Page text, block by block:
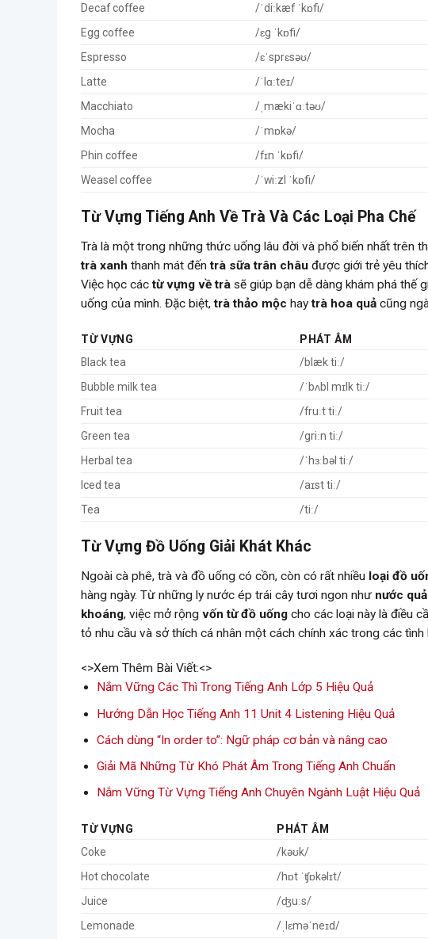
Decaf coffee
/ˈdiːkæf ˈkɒfi/
Egg coffee
/ɛg ˈkɒfi/
Espresso
/ɛˈsprɛsəʊ/
Latte
/ˈlɑːteɪ/
Macchiato
/ˌmækiˈɑːtəʊ/
Mocha
/ˈmɒkə/
Phin coffee
/fɪn ˈkɒfi/
Weasel coffee
/ˈwiːzl ˈkɒfi/
Từ Vựng Tiếng Anh Về Trà Và Các Loại Pha Chế
Trà là một trong những thức uống lâu đời và phổ biến nhất trên
trà xanh thanh mát đếntrà sữa trân châu được giới trẻ yêu
Việc học cáctừ vựng về trà sẽ giúp bạn dễ dàng khám phá thế
uống của mình. Đặc biệt,trà thảo mộc haytrà hoa quả cũng
TỪ VỰNG PHÁT ÂM
Black tea
/blæk tiː/
Bubble milk tea
/ˈbʌbl mɪlk tiː/
Fruit tea
/fruːt tiː/
Green tea
/griːn tiː/
Herbal tea
/ˈhɜːbəl tiː/
Iced tea
/aɪst tiː/
Tea
/tiː/
Từ Vựng Đồ Uống Giải Khát Khác
Ngoài cà phê, trà và đồ uống có cồn, còn có rất nhiều loại đồ
hàng ngày. Từ những ly nước ép trái cây tươi ngon như nước quả
khoáng, việc mở rộng vốn từ đồ uống cho các loại này là điều
tỏ nhu cầu và sở thích cá nhân một cách chính xác trong các tình
<>Xem Thêm Bài Viết:<>
Nắm Vững Các Thì Trong Tiếng Anh Lớp 5 Hiệu Quả
Hướng Dẫn Học Tiếng Anh 11 Unit 4 Listening Hiệu Quả
Cách dùng “In order to”: Ngữ pháp cơ bản và nâng cao
Giải Mã Những Từ Khó Phát Âm Trong Tiếng Anh Chuẩn
Nắm Vững Từ Vựng Tiếng Anh Chuyên Ngành Luật Hiệu Quả
TỪ VỰNG PHÁT ÂM
Coke
/kəʊk/
Hot chocolate
/hɒt ˈʧɒkəlɪt/
Juice
/ʤuːs/
Lemonade
/ˌlɛməˈneɪd/